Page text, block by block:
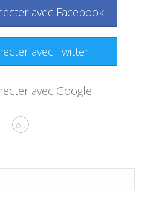
avec Facebook
avec Twitter
avec Google
ou